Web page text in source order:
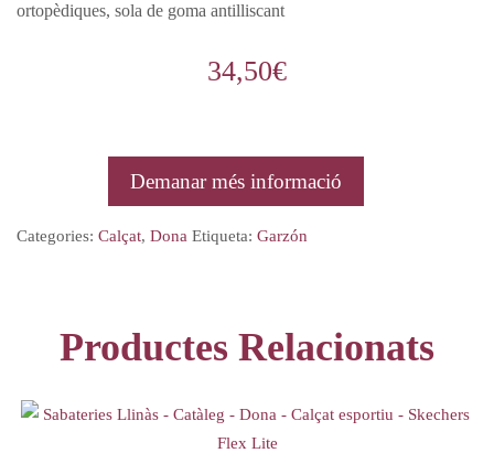
ortopèdiques, sola de goma antilliscant
34,50€
Demanar més informació
Categories: Calçat, Dona Etiqueta: Garzón
Productes Relacionats